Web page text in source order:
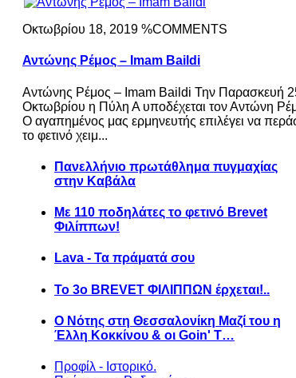
Οκτωβρίου 18, 2019 %COMMENTS
Αντώνης Ρέμος – Imam Baildi
Αντώνης Ρέμος – Imam Baildi Την Παρασκευή
Οκτωβρίου η Πύλη Α υποδέχεται τον Αντώνη
Ο αγαπημένος μας ερμηνευτής επιλέγει να
το φετινό χειμ...
Πανελλήνιο πρωτάθλημα πυγμαχίας
στην Καβάλα
Με 110 ποδηλάτες το φετινό Brevet
Φιλίππων!
Lava - Τα πράματά σου
Το 3ο BREVET ΦΙΛΙΠΠΩΝ έρχεται!..
Ο Νότης στη Θεσσαλονίκη Μαζί του η
Έλλη Κοκκίνου & οι Goin' T…
Προφίλ - Ιστορικό.